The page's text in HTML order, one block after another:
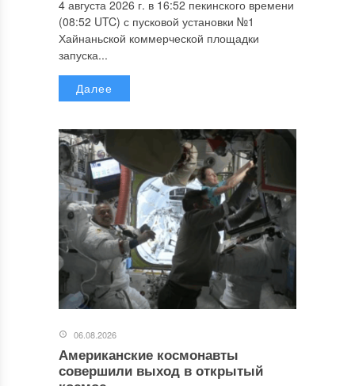
4 августа 2026 г. в 16:52 пекинского времени
(08:52 UTC) с пусковой установки №1
Хайнаньской коммерческой площадки
запуска...
Далее
06.08.2026
Американские космонавты
совершили выход в открытый